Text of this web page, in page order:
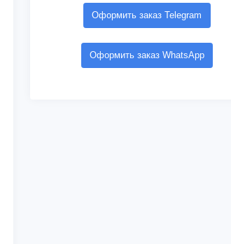
Оформить заказ Telegram
Оформить заказ WhatsApp